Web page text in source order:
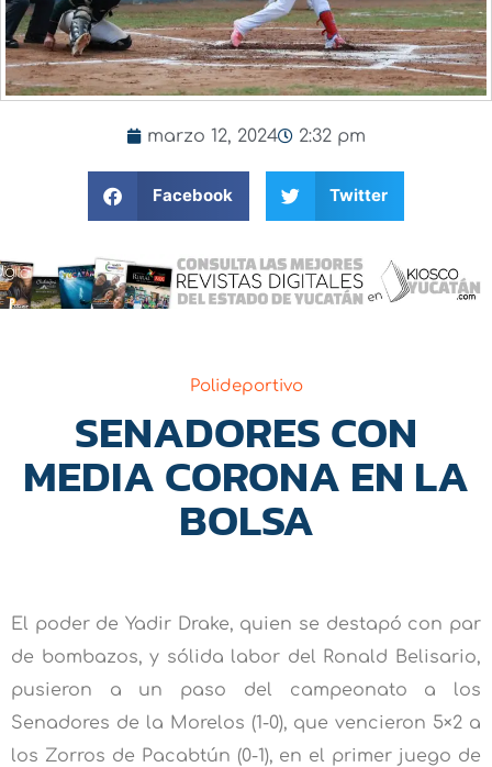
marzo 12, 2024 2:32 pm
Facebook Twitter
Polideportivo
SENADORES CON
MEDIA CORONA EN LA
BOLSA
El poder de Yadir Drake, quien se destapó con par
de bombazos, y sólida labor del Ronald Belisario,
pusieron a un paso del campeonato a los
Senadores de la Morelos (1-0), que vencieron 5×2 a
los Zorros de Pacabtún (0-1), en el primer juego de